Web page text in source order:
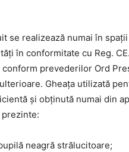
se realizează numai în
în conformitate cu Reg.
prevederilor Ord
Gheața utilizată
și obținută numai din
neagră strălucitoare;